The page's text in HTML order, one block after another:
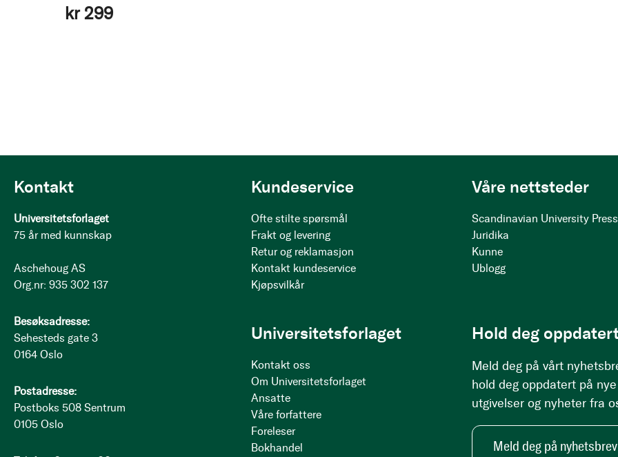
kr 299
Kontakt
Universitetsforlaget
75 år med kunnskap
Aschehoug AS
Org.nr: 935 302 137
Besøksadresse:
Sehesteds gate 3
0164 Oslo
Postadresse:
Postboks 508 Sentrum
0105 Oslo
Kundeservice
Ofte stilte spørsmål
Frakt og levering
Retur og reklamasjon
Kontakt kundeservice
Kjøpsvilkår
Våre nettsteder
Scandinavian University Press
Juridika
Kunne
Ublogg
Universitetsforlaget
Kontakt oss
Om Universitetsforlaget
Ansatte
Våre forfattere
Foreleser
Bokhandel
Hold deg
Meld deg på vårt
hold deg oppdatert på nye
utgivelser og nyheter fra
Meld deg på nyhetsbrev